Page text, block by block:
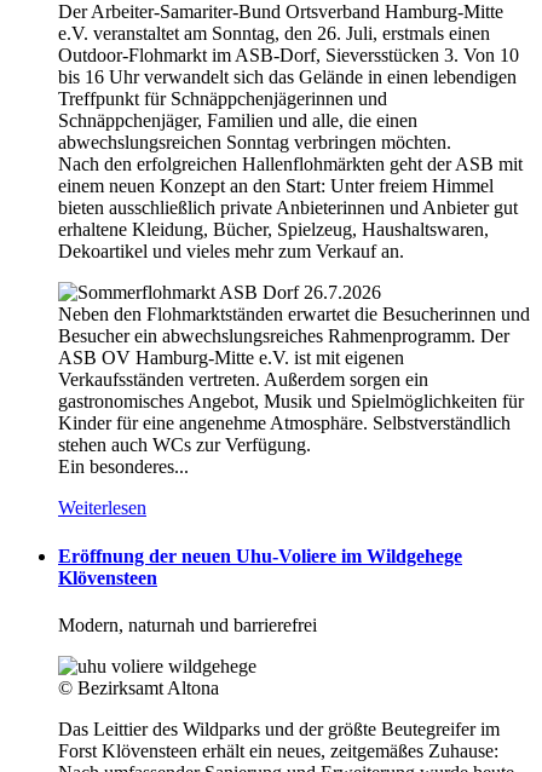
Der Arbeiter-Samariter-Bund Ortsverband Hamburg-Mitte
e.V. veranstaltet am Sonntag, den 26. Juli, erstmals einen
Outdoor-Flohmarkt im ASB-Dorf, Sieversstücken 3. Von 10
bis 16 Uhr verwandelt sich das Gelände in einen lebendigen
Treffpunkt für Schnäppchenjägerinnen und
Schnäppchenjäger, Familien und alle, die einen
abwechslungsreichen Sonntag verbringen möchten.
Nach den erfolgreichen Hallenflohmärkten geht der ASB mit
einem neuen Konzept an den Start: Unter freiem Himmel
bieten ausschließlich private Anbieterinnen und Anbieter gut
erhaltene Kleidung, Bücher, Spielzeug, Haushaltswaren,
Dekoartikel und vieles mehr zum Verkauf an.
Neben den Flohmarktständen erwartet die Besucherinnen und
Besucher ein abwechslungsreiches Rahmenprogramm. Der
ASB OV Hamburg-Mitte e.V. ist mit eigenen
Verkaufsständen vertreten. Außerdem sorgen ein
gastronomisches Angebot, Musik und Spielmöglichkeiten für
Kinder für eine angenehme Atmosphäre. Selbstverständlich
stehen auch WCs zur Verfügung.
Ein besonderes...
Weiterlesen
Eröffnung der neuen Uhu-Voliere im Wildgehege
Klövensteen
Modern, naturnah und barrierefrei
© Bezirksamt Altona
Das Leittier des Wildparks und der größte Beutegreifer im
Forst Klövensteen erhält ein neues, zeitgemäßes Zuhause: